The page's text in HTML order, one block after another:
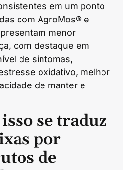
em um ponto
com AgroMos® e
menor
com destaque em
de sintomas,
oxidativo, melhor
de manter e
se traduz
por
de